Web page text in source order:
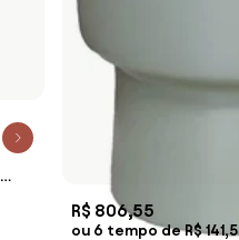
R$ 806,55
ou 6 tempo de R$ 141,5